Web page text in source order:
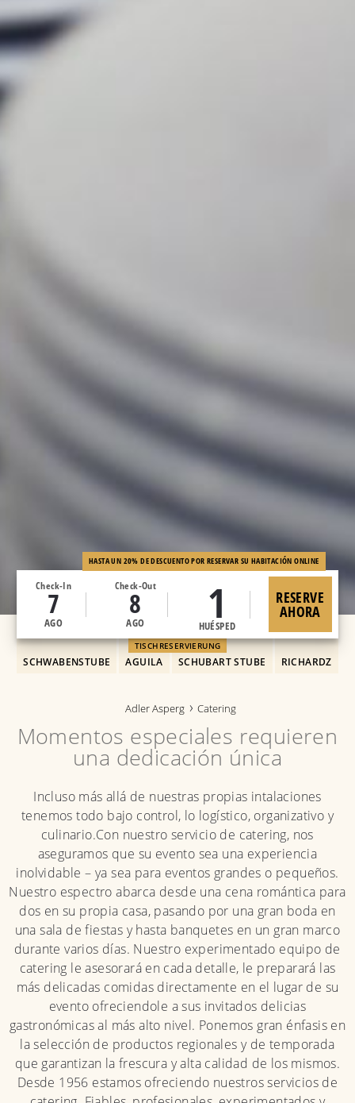
HASTA UN 20% DE DESCUENTO POR RESERVAR SU HABITACIÓN ONLINE
Check-In
7
AGO
Check-Out
8
AGO 1
HUÉSPED
RESERVE
AHORA
TISCHRESERVIERUNG
SCHWABENSTUBE AGUILA SCHUBART STUBE RICHARDZ
Adler Asperg Catering
Momentos especiales requieren
una dedicación única
Incluso más allá de nuestras propias intalaciones
tenemos todo bajo control, lo logístico, organizativo y
culinario.Con nuestro servicio de catering, nos
aseguramos que su evento sea una experiencia
inolvidable – ya sea para eventos grandes o pequeños.
Nuestro espectro abarca desde una cena romántica para
dos en su propia casa, pasando por una gran boda en
una sala de fiestas y hasta banquetes en un gran marco
durante varios días. Nuestro experimentado equipo de
catering le asesorará en cada detalle, le preparará las
más delicadas comidas directamente en el lugar de su
evento ofreciendole a sus invitados delicias
gastronómicas al más alto nivel. Ponemos gran énfasis en
la selección de productos regionales y de temporada
que garantizan la frescura y alta calidad de los mismos.
Desde 1956 estamos ofreciendo nuestros servicios de